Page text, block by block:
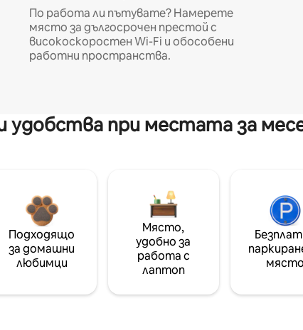
По работа ли пътувате? Намерете
място за дългосрочен престой с
високоскоростен Wi-Fi и обособени
работни пространства.
удобства при местата за
Подходящо
за домашни
любимци
Място,
удобно за
работа с
лаптоп
място